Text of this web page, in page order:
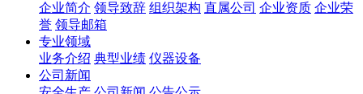
企业简介 领导致辞 组织架构 直属公司 企业资质 企业荣
誉 领导邮箱
专业领域
业务介绍 典型业绩 仪器设备
公司新闻